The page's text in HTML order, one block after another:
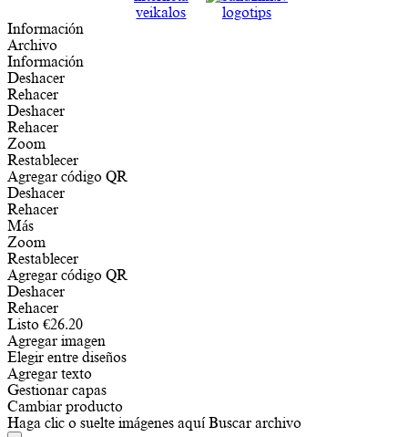
Información
Archivo
Información
Deshacer
Rehacer
Deshacer
Rehacer
Zoom
Restablecer
Agregar código QR
Deshacer
Rehacer
Más
Zoom
Restablecer
Agregar código QR
Deshacer
Rehacer
Listo €26.20
Agregar imagen
Elegir entre diseños
Agregar texto
Gestionar capas
Cambiar producto
Haga clic o suelte imágenes aquí Buscar archivo